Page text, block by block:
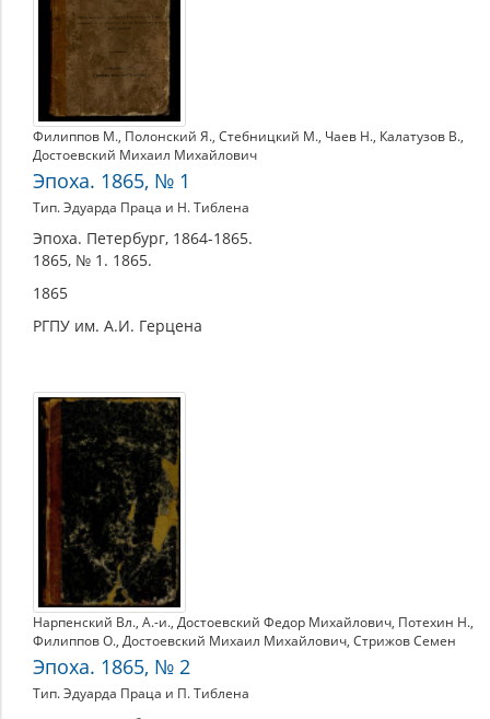
Филиппов М., Полонский Я., Стебницкий М., Чаев Н., Калатузов В.,
Достоевский Михаил Михайлович
Эпоха. 1865, № 1
Тип. Эдуарда Праца и Н. Тиблена
Эпоха. Петербург, 1864-1865.
1865, № 1. 1865.
1865
РГПУ им. А.И. Герцена
Нарпенский Вл., А.-и., Достоевский Федор Михайлович, Потехин Н.,
Филиппов О., Достоевский Михаил Михайлович, Стрижов Семен
Эпоха. 1865, № 2
Тип. Эдуарда Праца и П. Тиблена